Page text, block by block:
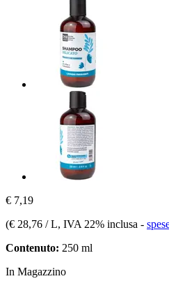
€ 7,19
(€ 28,76 / L, IVA 22% inclusa -
Contenuto: 250 ml
In Magazzino